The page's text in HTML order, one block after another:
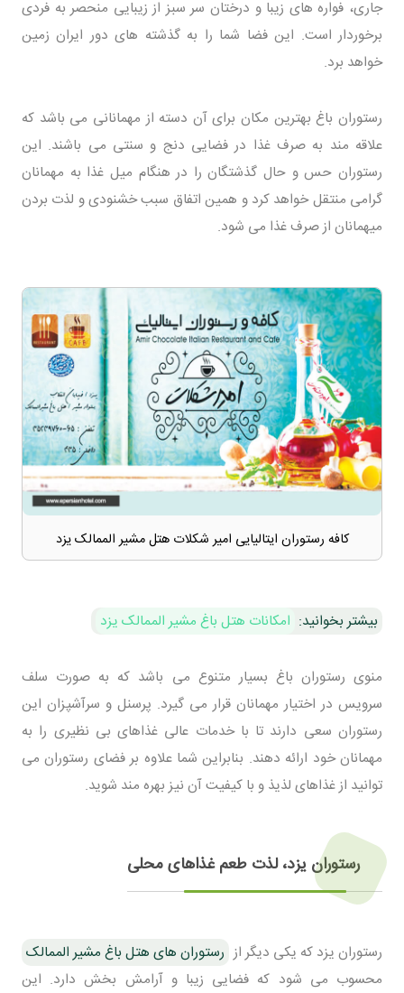
جاری، فواره های زیبا و درختان سر سبز از زیبایی منحصر به فردی
برخوردار است. این فضا شما را به گذشته های دور ایران زمین
خواهد برد.
رستوران باغ بهترین مکان برای آن دسته از مهمانانی می باشد که
علاقه مند به صرف غذا در فضایی دنج و سنتی می باشند. این
رستوران حس و حال گذشتگان را در هنگام میل غذا به مهمانان
گرامی منتقل خواهد کرد و همین اتفاق سبب خشنودی و لذت بردن
میهمانان از صرف غذا می شود.
کافه رستوران ایتالیایی امیر شکلات هتل مشیر الممالک یزد
بیشتر بخوانید: امکانات هتل باغ مشیر الممالک یزد
منوی رستوران باغ بسیار متنوع می باشد که به صورت سلف
سرویس در اختیار مهمانان قرار می گیرد. پرسنل و سرآشپزان این
رستوران سعی دارند تا با خدمات عالی غذاهای بی نظیری را به
مهمانان خود ارائه دهند. بنابراین شما علاوه بر فضای رستوران می
توانید از غذاهای لذیذ و با کیفیت آن نیز بهره مند شوید.
رستوران یزد، لذت طعم غذاهای محلی
رستوران یزد که یکی دیگر از رستوران های هتل باغ مشیر الممالک
محسوب می شود که فضایی زیبا و آرامش بخش دارد. این